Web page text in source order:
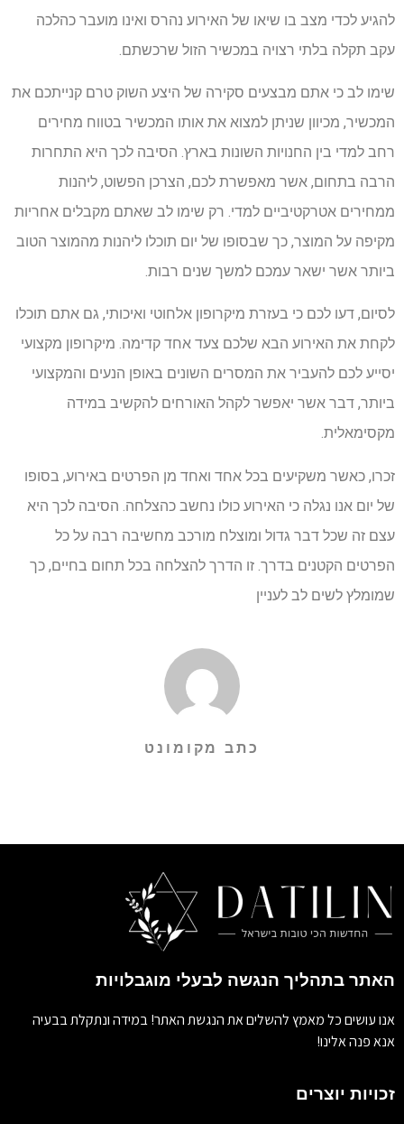
להגיע לכדי מצב בו שיאו של האירוע נהרס ואינו מועבר כהלכה
עקב תקלה בלתי רצויה במכשיר הזול שרכשתם.
שימו לב כי אתם מבצעים סקירה של היצע השוק טרם קנייתכם את
המכשיר, מכיוון שניתן למצוא את אותו המכשיר בטווח מחירים
רחב למדי בין החנויות השונות בארץ. הסיבה לכך היא התחרות
הרבה בתחום, אשר מאפשרת לכם, הצרכן הפשוט, ליהנות
ממחירים אטרקטיביים למדי. רק שימו לב שאתם מקבלים אחריות
מקיפה על המוצר, כך שבסופו של יום תוכלו ליהנות מהמוצר הטוב
ביותר אשר ישאר עמכם למשך שנים רבות.
לסיום, דעו לכם כי בעזרת מיקרופון אלחוטי ואיכותי, גם אתם תוכלו
לקחת את האירוע הבא שלכם צעד אחד קדימה. מיקרופון מקצועי
יסייע לכם להעביר את המסרים השונים באופן הנעים והמקצועי
ביותר, דבר אשר יאפשר לקהל האורחים להקשיב במידה
מקסימאלית.
זכרו, כאשר משקיעים בכל אחד ואחד מן הפרטים באירוע, בסופו
של יום אנו נגלה כי האירוע כולו נחשב כהצלחה. הסיבה לכך היא
עצם זה שכל דבר גדול ומוצלח מורכב מחשיבה רבה על כל
הפרטים הקטנים בדרך. זו הדרך להצלחה בכל תחום בחיים, כך
שמומלץ לשים לב לעניין
כתב מקומונט
האתר בתהליך הנגשה לבעלי מוגבלויות
אנו עושים כל מאמץ להשלים את הנגשת האתר! במידה ונתקלת בבעיה
אנא פנה אלינו!
זכויות יוצרים